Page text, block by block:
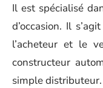
Il est spécialisé
d’occasion. Il
l’acheteur et le
constructeur
simple distributeur.